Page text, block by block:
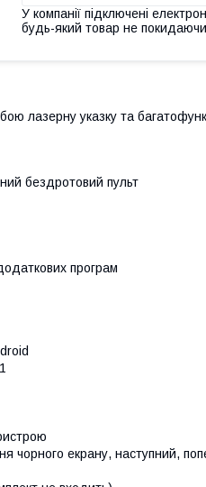
У компанії підключені
будь-який товар не
лазерну указку та
бездротовий пульт
програм
чорного екрану, наступний,